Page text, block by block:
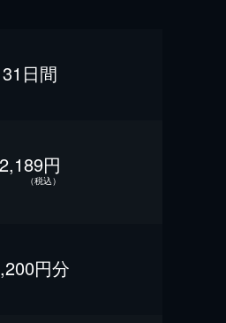
31日間
2,189円
（税込）
円分